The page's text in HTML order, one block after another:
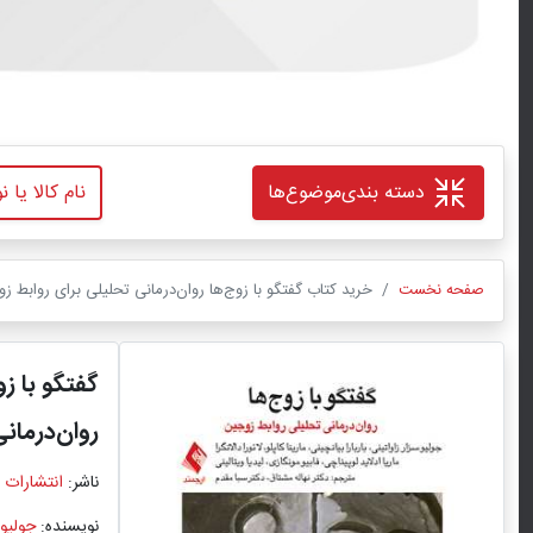
دسته بندیموضوع‌ها
صفحه نخست خرید کتاب گفتگو با زوج‌ها روان‌درمانی تحلیلی برای روابط
گفتگو با
ناشر:
نویسنده: